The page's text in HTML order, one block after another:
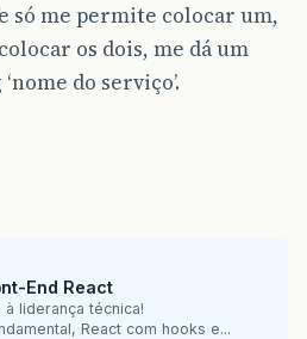
só me permite colocar um,
os dois, me dá um
do serviço’.
End React
liderança técnica!
React com hooks e...